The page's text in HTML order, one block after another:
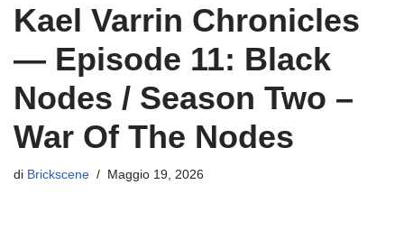
Kael Varrin Chronicles
— Episode 11: Black
Nodes / Season Two –
War Of The Nodes
di Brickscene Maggio 19, 2026